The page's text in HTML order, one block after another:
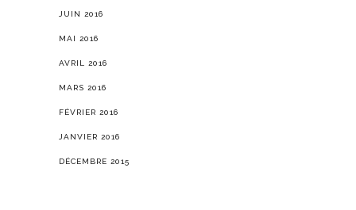
JUIN 2016
MAI 2016
AVRIL 2016
MARS 2016
FÉVRIER 2016
JANVIER 2016
DÉCEMBRE 2015